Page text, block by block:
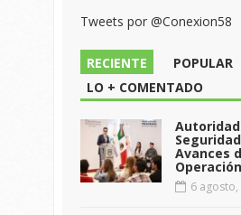
Tweets por @Conexion58
RECIENTE
POPULAR
LO + COMENTADO
Avances
6 agosto,